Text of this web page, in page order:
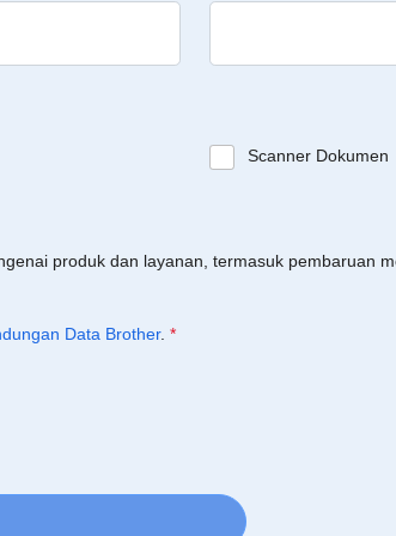
Scanner Dokumen
produk dan layanan, termasuk pembaruan
Data Brother. *